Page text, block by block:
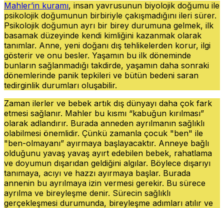
Mahler’in kuramı, insan yavrusunun biyolojik doğumu ile
psikolojik doğumunun birbiriyle çakışmadığını ileri sürer.
Psikolojik doğumun ayrı bir birey durumuna gelmek, ilk
basamak düzeyinde kendi kimliğini kazanmak olarak
tanımlar. Anne, yeni doğanı dış tehlikelerden korur, ilgi
gösterir ve onu besler. Yaşamın bu ilk döneminde
bunların sağlanmadığı takdirde, yaşamın daha sonraki
dönemlerinde panik tepkileri ve bütün bedeni saran
tedirginlik durumları oluşabilir.
Zaman ilerler ve bebek artık dış dünyayı daha çok fark
etmesi sağlanır. Mahler bu kısmı “kabuğun kırılması”
olarak adlandırır. Burada anneden ayrılmanın sağlıklı
olabilmesi önemlidir. Çünkü zamanla çocuk "ben" ile
"ben-olmayanı” ayırmaya başlayacaktır. Anneye bağlı
olduğunu yavaş yavaş ayırt edebilen bebek, rahatlama
ve doyumun dışarıdan geldiğini algılar. Böylece dışarıyı
tanımaya, acıyı ve hazzı ayırmaya başlar. Burada
annenin bu ayrılmaya izin vermesi gerekir. Bu sürece
ayrılma ve bireyleşme denir. Sürecin sağlıklı
gerçekleşmesi durumunda, bireyleşme adımları atılır ve